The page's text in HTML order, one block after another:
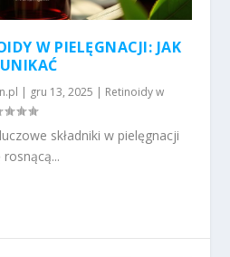
W PIELĘGNACJI: JAK
| gru 13, 2025 | Retinoidy w
składniki w pielęgnacji